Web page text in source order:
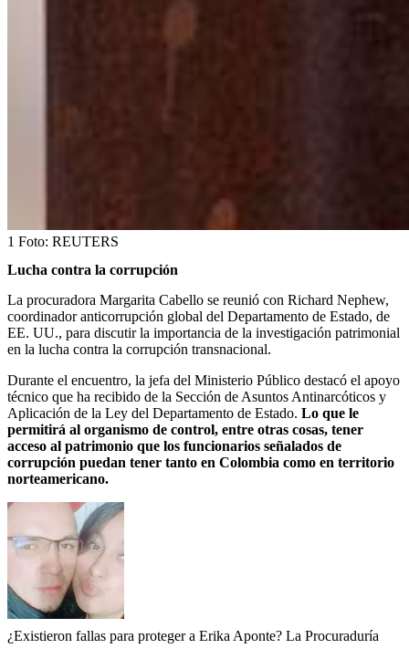
1 Foto: REUTERS
Lucha contra la corrupción
La procuradora Margarita Cabello se reunió con Richard Nephew,
coordinador anticorrupción global del Departamento de Estado, de
EE. UU., para discutir la importancia de la investigación patrimonial
en la lucha contra la corrupción transnacional.
Durante el encuentro, la jefa del Ministerio Público destacó el apoyo
técnico que ha recibido de la Sección de Asuntos Antinarcóticos y
Aplicación de la Ley del Departamento de Estado. Lo que le
permitirá al organismo de control, entre otras cosas, tener
acceso al patrimonio que los funcionarios señalados de
corrupción puedan tener tanto en Colombia como en territorio
norteamericano.
¿Existieron fallas para proteger a Erika Aponte? La Procuraduría